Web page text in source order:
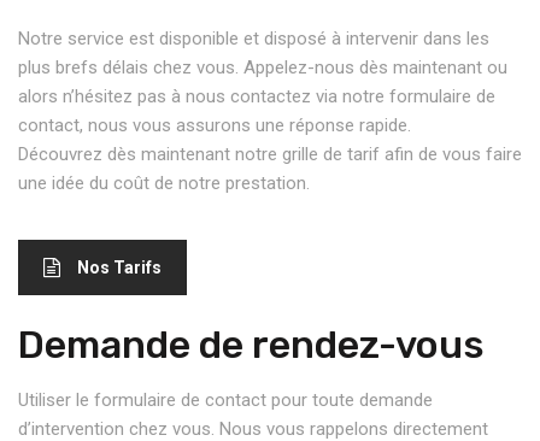
Notre service est disponible et disposé à intervenir dans les
plus brefs délais chez vous. Appelez-nous dès maintenant ou
alors n’hésitez pas à nous contactez via notre formulaire de
contact, nous vous assurons une réponse rapide.
Découvrez dès maintenant notre grille de tarif afin de vous faire
une idée du coût de notre prestation.
Nos Tarifs
Demande de rendez-vous
Utiliser le formulaire de contact pour toute demande
d’intervention chez vous. Nous vous rappelons directement